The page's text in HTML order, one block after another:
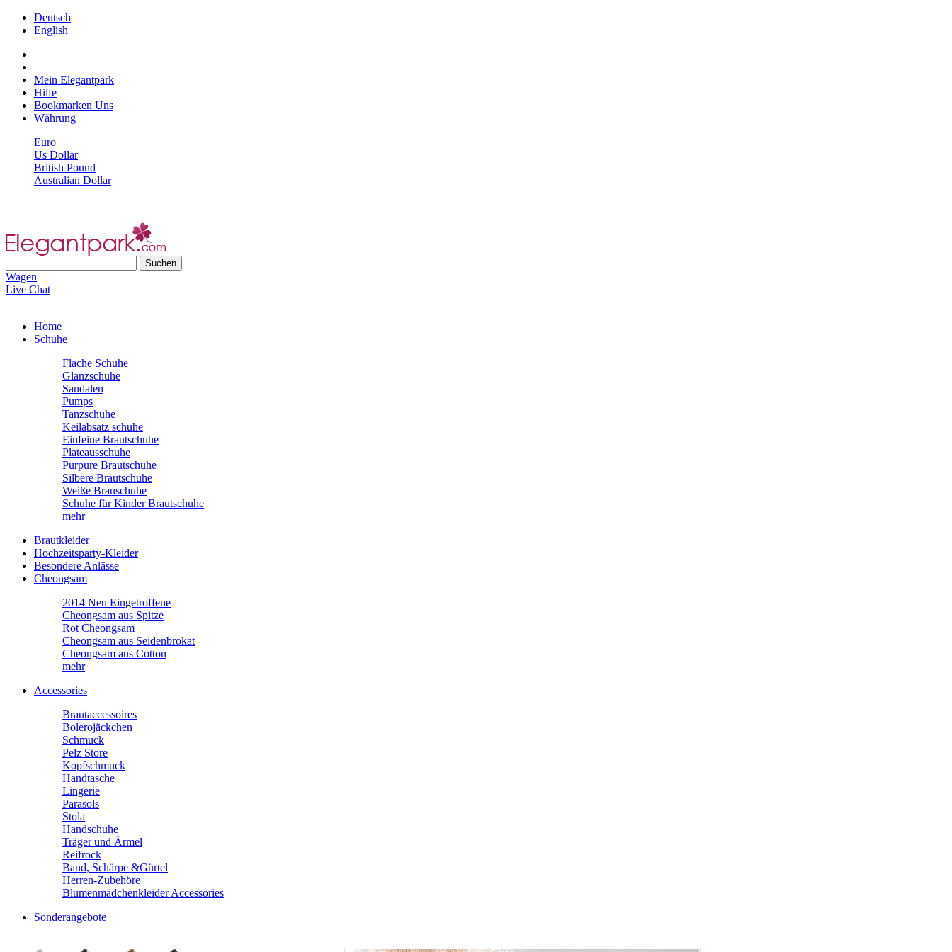
Deutsch
English
Mein Elegantpark
Hilfe
Bookmarken Uns
Währung
Euro
Us Dollar
British Pound
Australian Dollar
Wagen
Live Chat
Home
Schuhe
Flache Schuhe
Glanzschuhe
Sandalen
Pumps
Tanzschuhe
Keilabsatz schuhe
Einfeine Brautschuhe
Plateausschuhe
Purpure Brautschuhe
Silbere Brautschuhe
Weiße Brauschuhe
Schuhe für Kinder Brautschuhe
mehr
Brautkleider
Hochzeitsparty-Kleider
Besondere Anlässe
Cheongsam
2014 Neu Eingetroffene
Cheongsam aus Spitze
Rot Cheongsam
Cheongsam aus Seidenbrokat
Cheongsam aus Cotton
mehr
Accessories
Brautaccessoires
Bolerojäckchen
Schmuck
Pelz Store
Kopfschmuck
Handtasche
Lingerie
Parasols
Stola
Handschuhe
Träger und Ärmel
Reifrock
Band, Schärpe &Gürtel
Herren-Zubehöre
Blumenmädchenkleider Accessories
Sonderangebote